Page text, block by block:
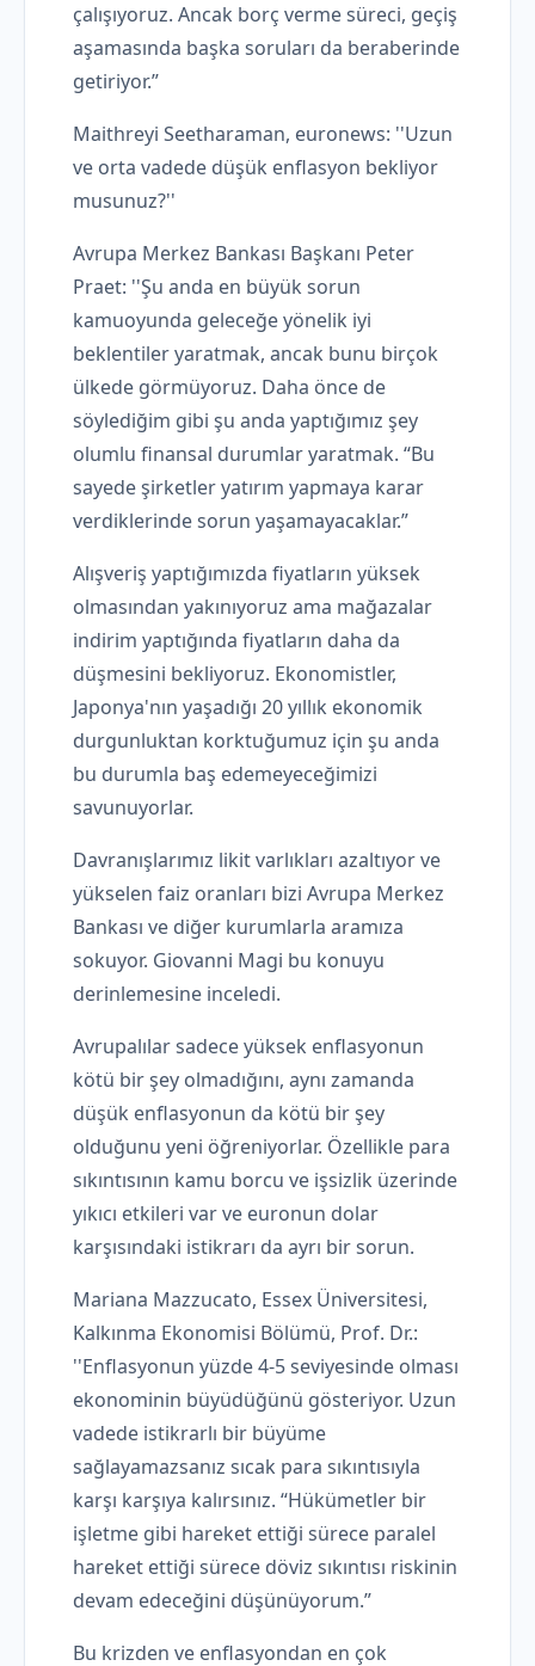
çalışıyoruz. Ancak borç verme süreci, geçiş
aşamasında başka soruları da beraberinde
getiriyor.”
Maithreyi Seetharaman, euronews: ''Uzun
ve orta vadede düşük enflasyon bekliyor
musunuz?''
Avrupa Merkez Bankası Başkanı Peter
Praet: ''Şu anda en büyük sorun
kamuoyunda geleceğe yönelik iyi
beklentiler yaratmak, ancak bunu birçok
ülkede görmüyoruz. Daha önce de
söylediğim gibi şu anda yaptığımız şey
olumlu finansal durumlar yaratmak. “Bu
sayede şirketler yatırım yapmaya karar
verdiklerinde sorun yaşamayacaklar.”
Alışveriş yaptığımızda fiyatların yüksek
olmasından yakınıyoruz ama mağazalar
indirim yaptığında fiyatların daha da
düşmesini bekliyoruz. Ekonomistler,
Japonya'nın yaşadığı 20 yıllık ekonomik
durgunluktan korktuğumuz için şu anda
bu durumla baş edemeyeceğimizi
savunuyorlar.
Davranışlarımız likit varlıkları azaltıyor ve
yükselen faiz oranları bizi Avrupa Merkez
Bankası ve diğer kurumlarla aramıza
sokuyor. Giovanni Magi bu konuyu
derinlemesine inceledi.
Avrupalılar sadece yüksek enflasyonun
kötü bir şey olmadığını, aynı zamanda
düşük enflasyonun da kötü bir şey
olduğunu yeni öğreniyorlar. Özellikle para
sıkıntısının kamu borcu ve işsizlik üzerinde
yıkıcı etkileri var ve euronun dolar
karşısındaki istikrarı da ayrı bir sorun.
Mariana Mazzucato, Essex Üniversitesi,
Kalkınma Ekonomisi Bölümü, Prof. Dr.:
''Enflasyonun yüzde 4-5 seviyesinde olması
ekonominin büyüdüğünü gösteriyor. Uzun
vadede istikrarlı bir büyüme
sağlayamazsanız sıcak para sıkıntısıyla
karşı karşıya kalırsınız. “Hükümetler bir
işletme gibi hareket ettiği sürece paralel
hareket ettiği sürece döviz sıkıntısı riskinin
devam edeceğini düşünüyorum.”
Bu krizden ve enflasyondan en çok